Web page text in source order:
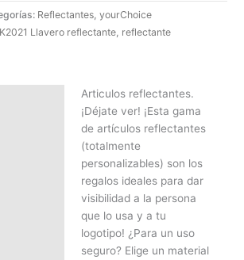
Reflectantes,yourChoice
Llavero reflectante, reflectante
Articulos reflectantes.
¡Déjate ver! ¡Esta gama
de artículos reflectantes
(totalmente
personalizables) son los
regalos ideales para dar
visibilidad a la persona
que lo usa y a tu
logotipo! ¿Para un uso
seguro? Elige un material